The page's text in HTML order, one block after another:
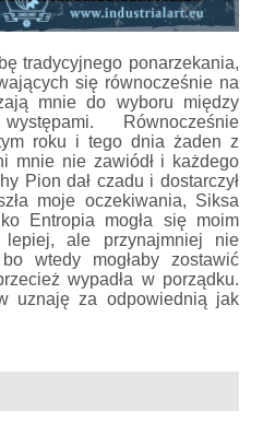
tradycyjnego ponarzekania,
się równocześnie na
mnie do wyboru między
Równocześnie
roku i tego dnia żaden z
mnie nie zawiódł i każdego
Pion dał czadu i dostarczył
moje oczekiwania, Siksa
Entropia mogła się moim
lepiej, ale przynajmniej nie
wtedy mogłaby zostawić
wypadła w porządku.
uznaję za odpowiednią jak